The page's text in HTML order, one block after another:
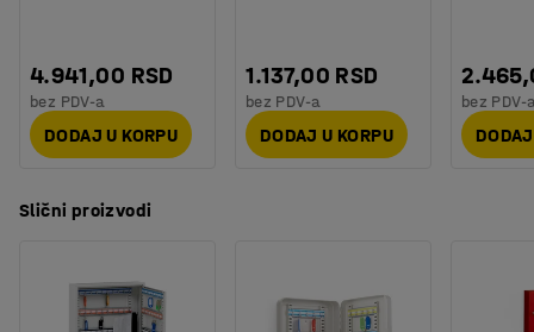
4.941,00 RSD
bez PDV-a
DODAJ U KORPU
1.137,00 RSD
bez PDV-a
DODAJ U KORPU
bez PDV-
Slični proizvodi